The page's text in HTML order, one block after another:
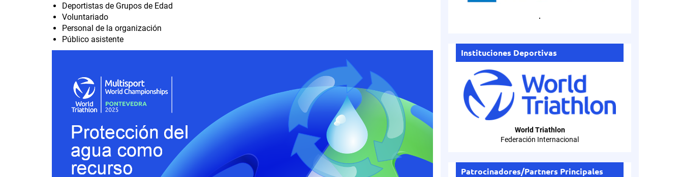
Deportistas de Grupos de Edad
Voluntariado
Personal de la organización
Público asistente
.
Instituciones Deportivas
World Triathlon
Federación Internacional
Patrocinadores/Partners Principales